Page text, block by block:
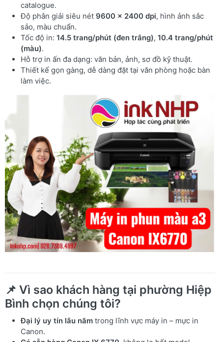
catalogue.
Độ phân giải siêu nét 9600 x 2400 dpi, hình ảnh sắc
sảo, màu chuẩn.
Tốc độ in: 14.5 trang/phút (đen trắng), 10.4 trang/phút
(màu).
Hỗ trợ in ấn đa dạng: văn bản, ảnh, sơ đồ kỹ thuật.
Thiết kế gọn gàng, dễ dàng đặt tại văn phòng hoặc bàn
làm việc.
📌 Vì sao khách hàng tại phường Hiệp
Bình chọn chúng tôi?
Đại lý uy tín lâu năm trong lĩnh vực máy in – mực in
Canon.